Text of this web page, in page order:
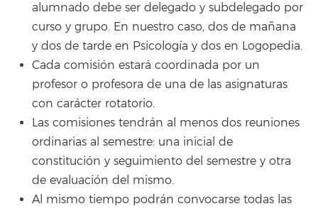
alumnado debe ser delegado y subdelegado por
curso y grupo. En nuestro caso, dos de mañana
y dos de tarde en Psicología y dos en Logopedia.
Cada comisión estará coordinada por un
profesor o profesora de una de las asignaturas
con carácter rotatorio.
Las comisiones tendrán al menos dos reuniones
ordinarias al semestre: una inicial de
constitución y seguimiento del semestre y otra
de evaluación del mismo.
Al mismo tiempo podrán convocarse todas las